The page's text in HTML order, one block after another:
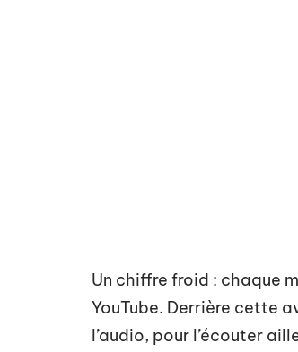
Un chiffre froid : chaque
YouTube. Derrière cette
l’audio, pour l’écouter